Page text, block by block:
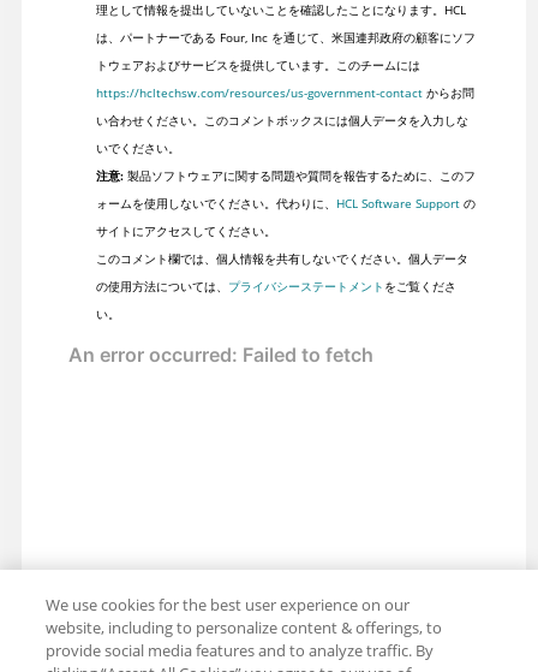
理として情報を提出していないことを確認したことになります。HCL
は、パートナーである Four, Inc を通じて、米国連邦政府の顧客にソフ
トウェアおよびサービスを提供しています。このチームには
https://hcltechsw.com/resources/us-government-contactからお問
い合わせください。このコメントボックスには個人データを入力しな
いでください。
注意:製品ソフトウェアに関する問題や質問を報告するために、このフ
ォームを使用しないでください。代わりに、 HCL Software Supportの
サイトにアクセスしてください。
このコメント欄では、個人情報を共有しないでください。個人データ
の使用方法については、 プライバシーステートメント をご覧くださ
い。
We use cookies for the best user experience on our
website, including to personalize content & offerings, to
provide social media features and to analyze traffic. By